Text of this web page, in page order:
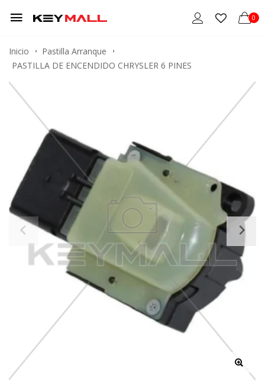
0
Inicio
Pastilla Arranque
PASTILLA DE ENCENDIDO CHRYSLER 6 PINES